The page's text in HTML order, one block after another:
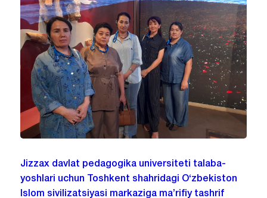
Jizzax davlat pedagogika universiteti talaba-
yoshlari uchun Toshkent shahridagi O‘zbekiston
Islom sivilizatsiyasi markaziga ma’rifiy tashrif